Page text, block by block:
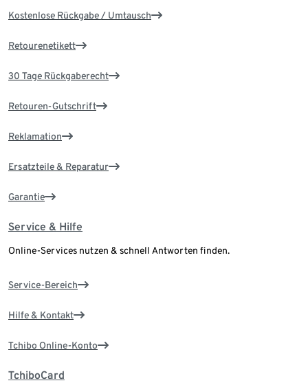
Kostenlose Rückgabe / Umtausch
Retourenetikett
30 Tage Rückgaberecht
Retouren-Gutschrift
Reklamation
Ersatzteile & Reparatur
Garantie
Service & Hilfe
Online-Services nutzen & schnell Antworten finden.
Service-Bereich
Hilfe & Kontakt
Tchibo Online-Konto
TchiboCard